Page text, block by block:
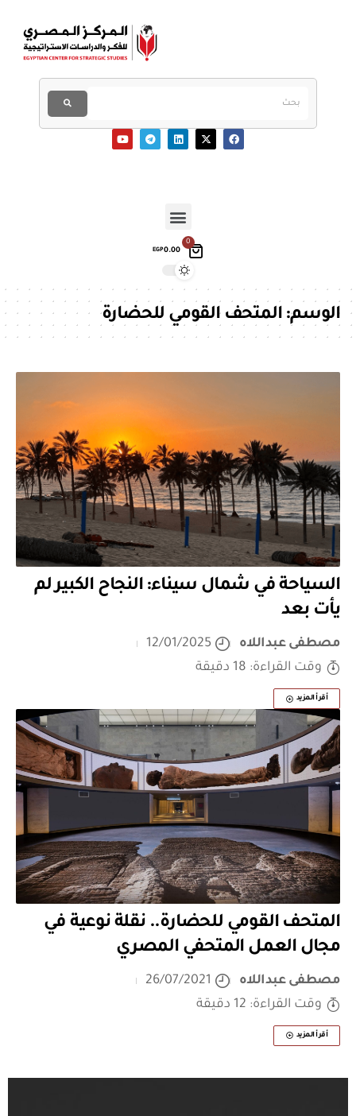
0
EGP0.00
الوسم:المتحف القومي للحضارة
السياحة في شمال سيناء: النجاح الكبير لم
يأت بعد
مصطفى عبداللاه
12/01/2025
وقت القراءة: 18 دقيقة
أقرأ المزيد
المتحف القومي للحضارة.. نقلة نوعية في
مجال العمل المتحفي المصري
مصطفى عبداللاه
26/07/2021
وقت القراءة: 12 دقيقة
أقرأ المزيد